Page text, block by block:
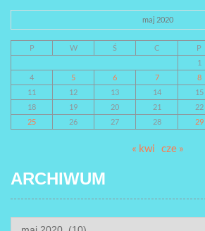
maj 2020
P W Ś C P
1
4
5 6 7 8
11
12 13 14 15
18
19 20 21 22
25
26 27 28 29
« kwi cze »
ARCHIWUM
ARCHIWUM